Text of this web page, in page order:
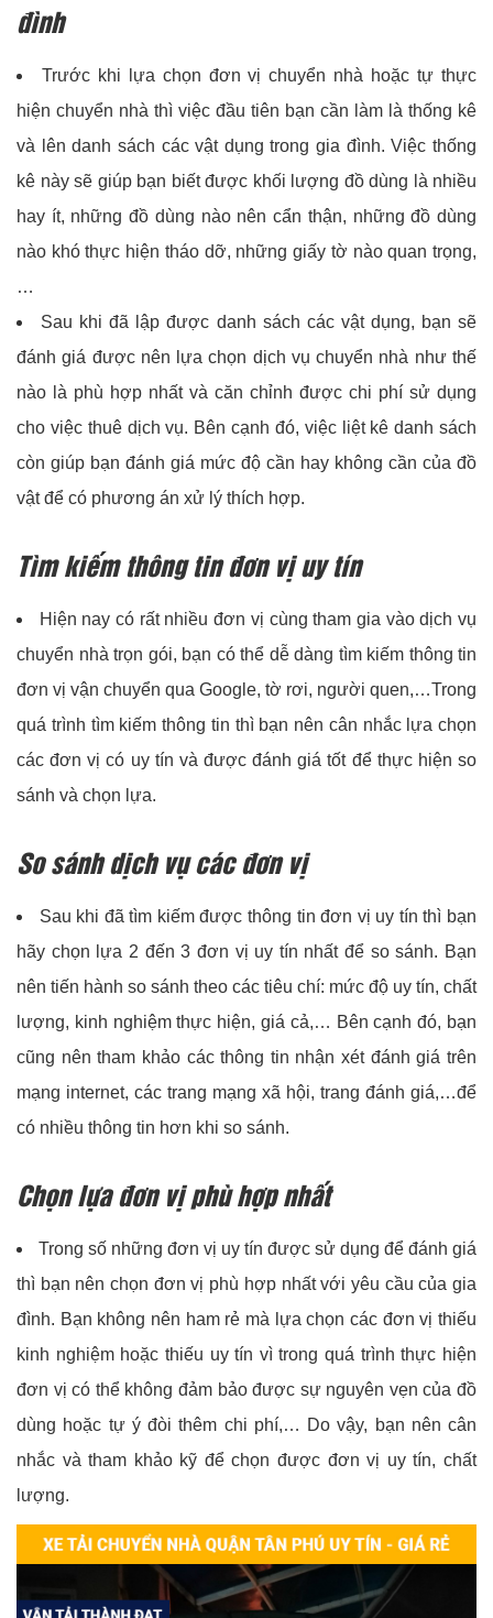
đình
Trước khi lựa chọn đơn vị chuyển nhà hoặc tự thực
hiện chuyển nhà thì việc đầu tiên bạn cần làm là thống kê
và lên danh sách các vật dụng trong gia đình. Việc thống
kê này sẽ giúp bạn biết được khối lượng đồ dùng là nhiều
hay ít, những đồ dùng nào nên cẩn thận, những đồ dùng
nào khó thực hiện tháo dỡ, những giấy tờ nào quan trọng,
…
Sau khi đã lập được danh sách các vật dụng, bạn sẽ
đánh giá được nên lựa chọn dịch vụ chuyển nhà như thế
nào là phù hợp nhất và căn chỉnh được chi phí sử dụng
cho việc thuê dịch vụ. Bên cạnh đó, việc liệt kê danh sách
còn giúp bạn đánh giá mức độ cần hay không cần của đồ
vật để có phương án xử lý thích hợp.
Tìm kiếm thông tin đơn vị uy tín
Hiện nay có rất nhiều đơn vị cùng tham gia vào dịch vụ
chuyển nhà trọn gói, bạn có thể dễ dàng tìm kiếm thông tin
đơn vị vận chuyển qua Google, tờ rơi, người quen,…Trong
quá trình tìm kiếm thông tin thì bạn nên cân nhắc lựa chọn
các đơn vị có uy tín và được đánh giá tốt để thực hiện so
sánh và chọn lựa.
So sánh dịch vụ các đơn vị
Sau khi đã tìm kiếm được thông tin đơn vị uy tín thì bạn
hãy chọn lựa 2 đến 3 đơn vị uy tín nhất để so sánh. Bạn
nên tiến hành so sánh theo các tiêu chí: mức độ uy tín, chất
lượng, kinh nghiệm thực hiện, giá cả,… Bên cạnh đó, bạn
cũng nên tham khảo các thông tin nhận xét đánh giá trên
mạng internet, các trang mạng xã hội, trang đánh giá,…để
có nhiều thông tin hơn khi so sánh.
Chọn lựa đơn vị phù hợp nhất
Trong số những đơn vị uy tín được sử dụng để đánh giá
thì bạn nên chọn đơn vị phù hợp nhất với yêu cầu của gia
đình. Bạn không nên ham rẻ mà lựa chọn các đơn vị thiếu
kinh nghiệm hoặc thiếu uy tín vì trong quá trình thực hiện
đơn vị có thể không đảm bảo được sự nguyên vẹn của đồ
dùng hoặc tự ý đòi thêm chi phí,… Do vậy, bạn nên cân
nhắc và tham khảo kỹ để chọn được đơn vị uy tín, chất
lượng.